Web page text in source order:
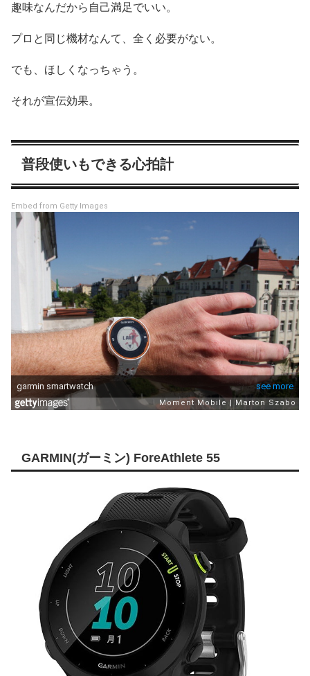
趣味なんだから自己満足でいい。
プロと同じ機材なんて、全く必要がない。
でも、ほしくなっちゃう。
それが宣伝効果。
普段使いもできる心拍計
Embed from Getty Images
GARMIN(ガーミン) ForeAthlete 55